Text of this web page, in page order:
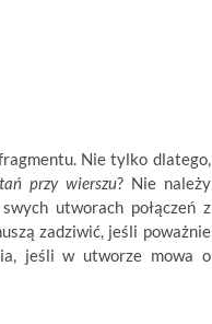
Nie tylko dlatego,
przy wierszu? Nie należy
utworach połączeń z
zadziwić, jeśli poważnie
jeśli w utworze mowa o